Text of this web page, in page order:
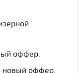
оффер.
оффер.